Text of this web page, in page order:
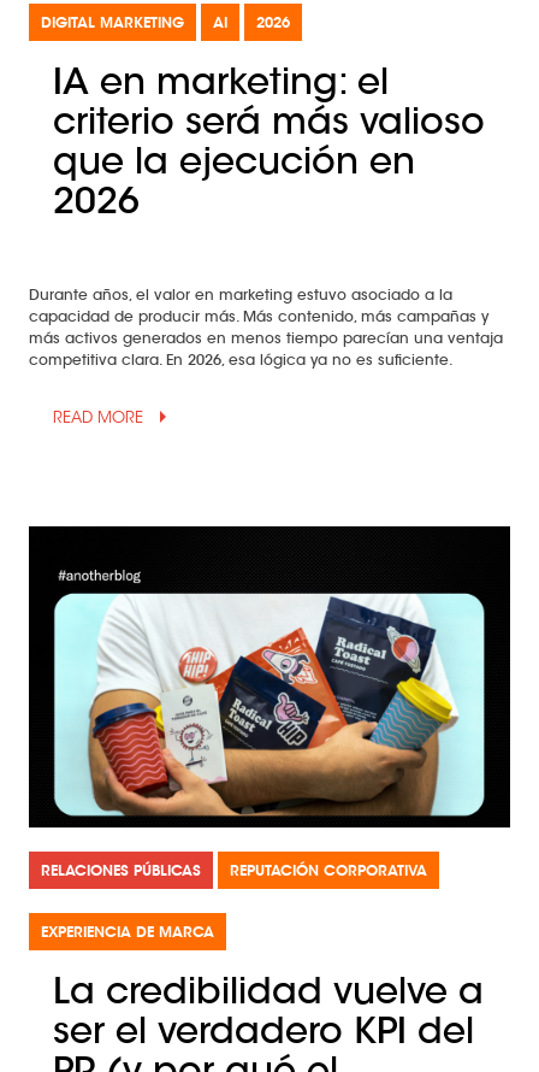
DIGITAL MARKETING AI 2026
IA en marketing: el
criterio será más valioso
que la ejecución en
2026
Durante años, el valor en marketing estuvo asociado a la
capacidad de producir más. Más contenido, más campañas y
más activos generados en menos tiempo parecían una ventaja
competitiva clara. En 2026, esa lógica ya no es suficiente.
READ MORE arrow_drop_up
RELACIONES PÚBLICAS REPUTACIÓN CORPORATIVA
EXPERIENCIA DE MARCA
La credibilidad vuelve a
ser el verdadero KPI del